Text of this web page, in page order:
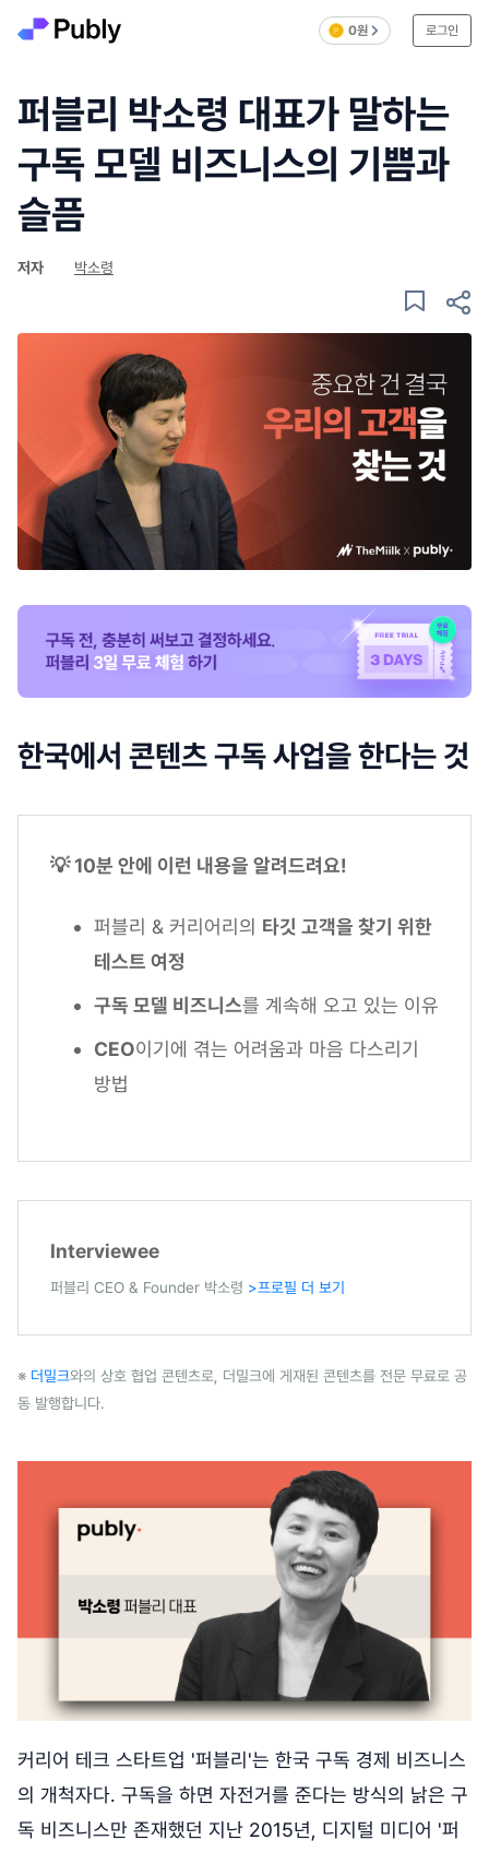
0원 로그인
퍼블리 박소령 대표가 말하는
구독 모델 비즈니스의 기쁨과
슬픔
저자 박소령
한국에서 콘텐츠 구독 사업을 한다는 것
💡 10분 안에 이런 내용을 알려드려요!
퍼블리 & 커리어리의 타깃 고객을 찾기 위한
테스트 여정
구독 모델 비즈니스를 계속해 오고 있는 이유
CEO이기에 겪는 어려움과 마음 다스리기
방법
Interviewee
퍼블리 CEO & Founder 박소령 >프로필 더 보기
※ 더밀크와의 상호 협업 콘텐츠로, 더밀크에 게재된 콘텐츠를 전문 무료로 공
동 발행합니다.
커리어 테크 스타트업 '퍼블리'는 한국 구독 경제 비즈니스
의 개척자다. 구독을 하면 자전거를 준다는 방식의 낡은 구
독 비즈니스만 존재했던 지난 2015년, 디지털 미디어 '퍼